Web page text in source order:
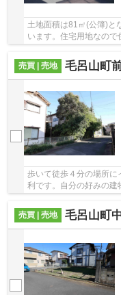
土地面積は81㎡(公簿)と
います。住宅用地なの
生活が期待できるのでは
売買 | 売地
毛呂山町
歩いて徒歩４分の場所に
利です。自分の好みの建
がイチオシですよ。土
売買 | 売地
毛呂山町